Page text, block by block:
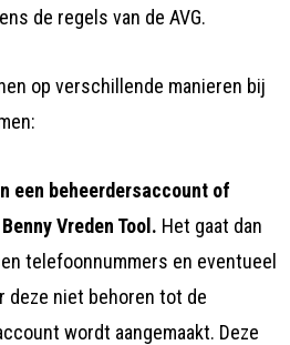
de regels van de AVG.
op verschillende manieren bij
een beheerdersaccount of
Vreden Tool. Het gaat dan
telefoonnummers en eventueel
deze niet behoren tot de
wordt aangemaakt. Deze